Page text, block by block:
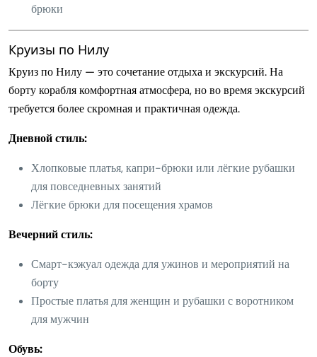
брюки
Круизы по Нилу
Круиз по Нилу — это сочетание отдыха и экскурсий. На
борту корабля комфортная атмосфера, но во время экскурсий
требуется более скромная и практичная одежда.
Дневной стиль:
Хлопковые платья, капри-брюки или лёгкие рубашки
для повседневных занятий
Лёгкие брюки для посещения храмов
Вечерний стиль:
Смарт-кэжуал одежда для ужинов и мероприятий на
борту
Простые платья для женщин и рубашки с воротником
для мужчин
Обувь: